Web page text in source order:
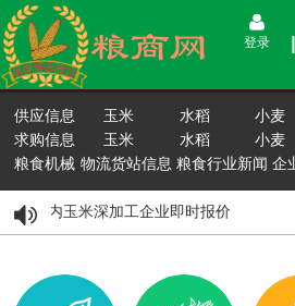
登录
供应信息 玉米 水稻 小麦
求购信息
玉米 水稻 小麦
粮食机械 物流货站信息 粮食行业新闻 企
日国内玉米深加工企业即时报价